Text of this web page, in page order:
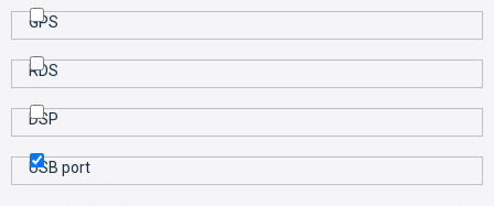
GPS
RDS
DSP
USB port